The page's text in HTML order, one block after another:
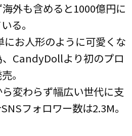
外も含めると1000億円に
る。
お人形のように可愛くな
CandyDollより初のプロ
。
変わらず幅広い世代に支
フォロワー数は2.3M。